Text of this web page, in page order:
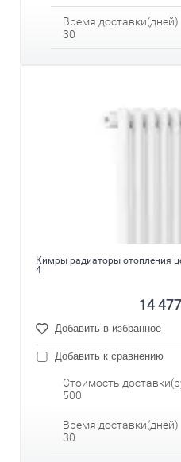
Время доставки(дней)
30
Кимры радиаторы отопления
4
14
Добавить в избранное
Добавить к сравнению
Стоимость
500
Время доставки(дней)
30